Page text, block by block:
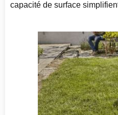
capacité de surface